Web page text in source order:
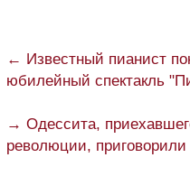
← Известный пианист
юбилейный спектакль
→ Одессита,
революции,